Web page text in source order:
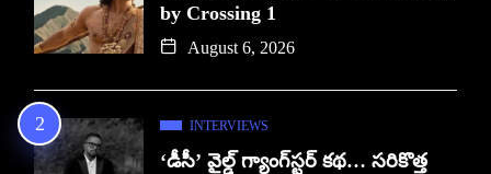
by Crossing 1
August 6, 2026
INTERVIEWS
‘డీసీ’ వైల్డ్ గ్యాంగ్‌స్టర్ కథ… సరికొత్త